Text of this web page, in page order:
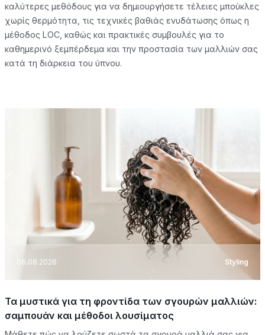
καλύτερες μεθόδους για να δημιουργήσετε τέλειες μπούκλες
χωρίς θερμότητα, τις τεχνικές βαθιάς ενυδάτωσης όπως η
μέθοδος LOC, καθώς και πρακτικές συμβουλές για το
καθημερινό ξεμπέρδεμα και την προστασία των μαλλιών σας
κατά τη διάρκεια του ύπνου.
06.08.2026 Styling
Τα μυστικά για τη φροντίδα των σγουρών μαλλιών:
σαμπουάν και μέθοδοι λουσίματος